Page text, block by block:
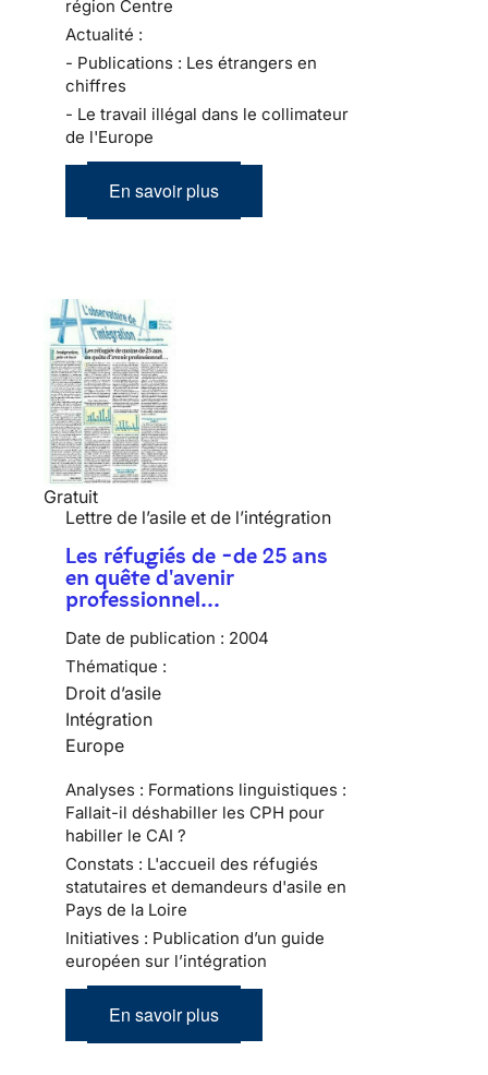
région Centre
Actualité :
- Publications : Les étrangers en
chiffres
- Le travail illégal dans le collimateur
de l'Europe
En savoir plus
Gratuit
Lettre de l’asile et de l’intégration
Les réfugiés de -de 25 ans
en quête d'avenir
professionnel…
Date de publication : 2004
Thématique :
Droit d’asile
Intégration
Europe
Analyses : Formations linguistiques :
Fallait-il déshabiller les CPH pour
habiller le CAI ?
Constats : L'accueil des réfugiés
statutaires et demandeurs d'asile en
Pays de la Loire
Initiatives : Publication d’un guide
européen sur l’intégration
En savoir plus